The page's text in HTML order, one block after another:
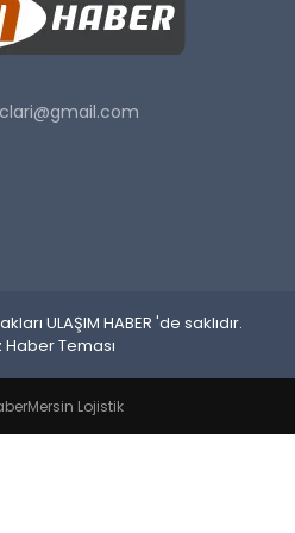
ULAŞIM HABER 'de saklıdır.
Teması
Mersin Lojistik